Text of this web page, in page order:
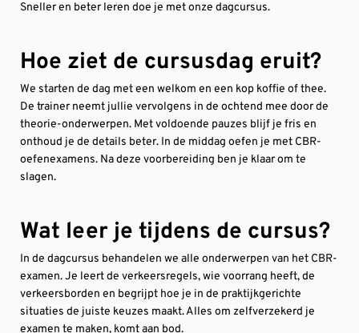
Sneller en beter leren doe je met onze dagcursus.
Hoe ziet de cursusdag eruit?
We starten de dag met een welkom en een kop koffie of thee.
De trainer neemt jullie vervolgens in de ochtend mee door de
theorie-onderwerpen. Met voldoende pauzes blijf je fris en
onthoud je de details beter. In de middag oefen je met CBR-
oefenexamens. Na deze voorbereiding ben je klaar om te
slagen.
Wat leer je tijdens de cursus?
In de dagcursus behandelen we alle onderwerpen van het CBR-
examen. Je leert de verkeersregels, wie voorrang heeft, de
verkeersborden en begrijpt hoe je in de praktijkgerichte
situaties de juiste keuzes maakt. Alles om zelfverzekerd je
examen te maken, komt aan bod.